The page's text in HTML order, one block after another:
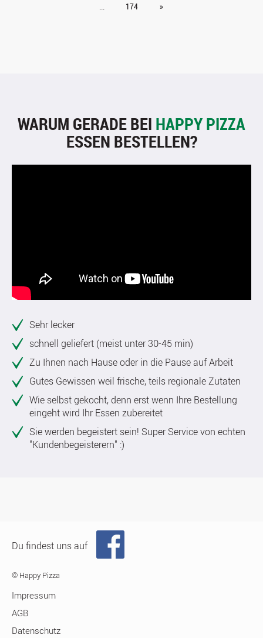
...
174 »
WARUM GERADE BEI HAPPY PIZZA
ESSEN BESTELLEN?
Sehr lecker
schnell geliefert (meist unter 30-45 min)
Zu Ihnen nach Hause oder in die Pause auf Arbeit
Gutes Gewissen weil frische, teils regionale Zutaten
Wie selbst gekocht, denn erst wenn Ihre Bestellung
eingeht wird Ihr Essen zubereitet
Sie werden begeistert sein! Super Service von echten
"Kundenbegeisterern" :)
Du findest uns auf
© Happy Pizza
Impressum
AGB
Datenschutz